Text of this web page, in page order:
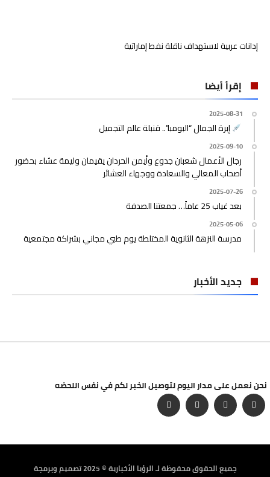
إدانات عربية لاستهداف ناقلة نفط إماراتية
إقرأ أيضا
2025-08-31
إبرة الجمال “البومبا”.. قنبلة عالم التجميل
2025-09-10
رجال الأعمال شعبان جدوع وأيمن الحردان يقيمان وليمة عشاء بحضور
أصحاب المعالي والسعادة ووجهاء العشائر
2025-07-26
بعد غياب 25 عاماً… جمعتنا الصدفة
2025-05-06
مدرسة النزهة الثانوية المختلطة يوم طبي مجاني بشراكة مجتمعية
جديد الأخبار
نحن نعمل على مدار اليوم لتوصيل الخبر لكم في نفس اللحضه
جميع الحقوق محفوظة لـ الرؤيا الأخبارية © 2025 تصميم وبرمجة